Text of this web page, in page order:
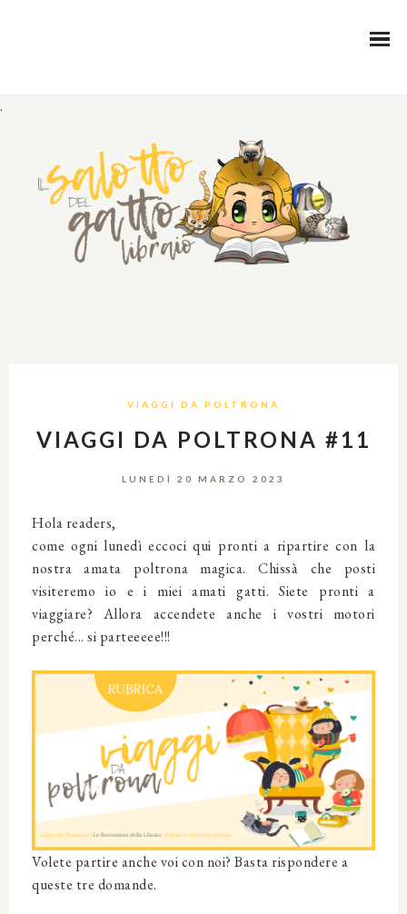
.
VIAGGI DA POLTRONA
VIAGGI DA POLTRONA #11
LUNEDÌ 20 MARZO 2023
Hola readers,
come ogni lunedì eccoci qui pronti a ripartire con la
nostra amata poltrona magica. Chissà che posti
visiteremo io e i miei amati gatti. Siete pronti a
viaggiare? Allora accendete anche i vostri motori
perché... si parteeeee!!!
Volete partire anche voi con noi? Basta rispondere a
queste tre domande.